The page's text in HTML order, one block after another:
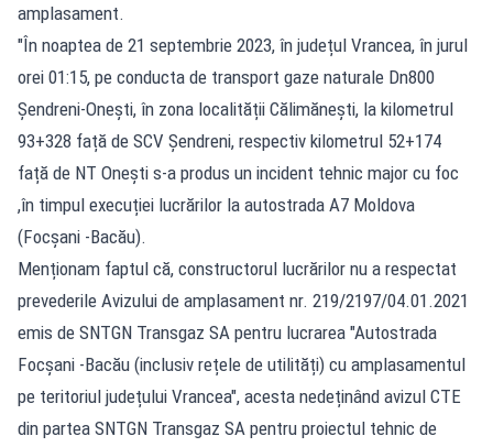
amplasament.
"În noaptea de 21 septembrie 2023, în județul Vrancea, în jurul
orei 01:15, pe conducta de transport gaze naturale Dn800
Șendreni-Onești, în zona localității Călimănești, la kilometrul
93+328 față de SCV Șendreni, respectiv kilometrul 52+174
față de NT Onești s-a produs un incident tehnic major cu foc
,în timpul execuției lucrărilor la autostrada A7 Moldova
(Focșani -Bacău).
Menționam faptul că, constructorul lucrărilor nu a respectat
prevederile Avizului de amplasament nr. 219/2197/04.01.2021
emis de SNTGN Transgaz SA pentru lucrarea "Autostrada
Focșani -Bacău (inclusiv rețele de utilități) cu amplasamentul
pe teritoriul județului Vrancea", acesta nedeținând avizul CTE
din partea SNTGN Transgaz SA pentru proiectul tehnic de